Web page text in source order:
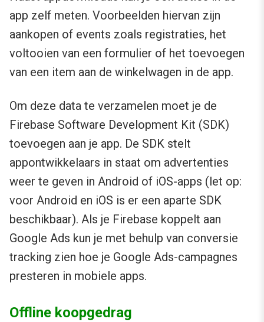
app zelf meten. Voorbeelden hiervan zijn
aankopen of events zoals registraties, het
voltooien van een formulier of het toevoegen
van een item aan de winkelwagen in de app.
Om deze data te verzamelen moet je de
Firebase Software Development Kit (SDK)
toevoegen aan je app. De SDK stelt
appontwikkelaars in staat om advertenties
weer te geven in Android of iOS-apps (let op:
voor Android en iOS is er een aparte SDK
beschikbaar). Als je Firebase koppelt aan
Google Ads kun je met behulp van conversie
tracking zien hoe je Google Ads-campagnes
presteren in mobiele apps.
Offline koopgedrag